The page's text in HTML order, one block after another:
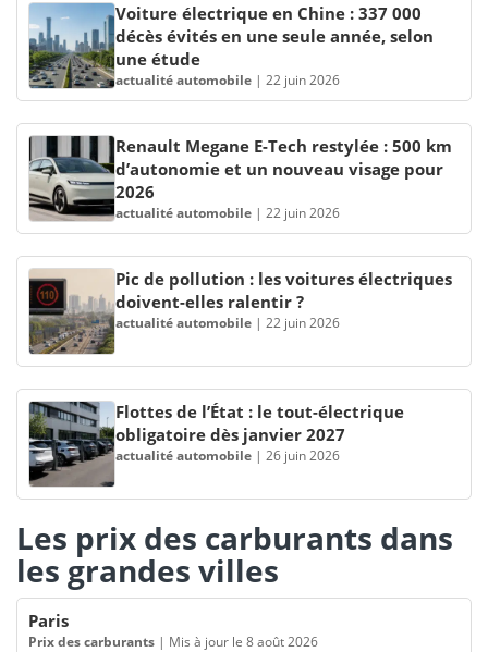
Voiture électrique en Chine : 337 000
décès évités en une seule année, selon
une étude
actualité automobile | 22 juin 2026
Renault Megane E-Tech restylée : 500 km
d’autonomie et un nouveau visage pour
2026
actualité automobile | 22 juin 2026
Pic de pollution : les voitures électriques
doivent-elles ralentir ?
actualité automobile | 22 juin 2026
Flottes de l’État : le tout-électrique
obligatoire dès janvier 2027
actualité automobile | 26 juin 2026
Les prix des carburants dans
les grandes villes
Paris
Prix des carburants | Mis à jour le 8 août 2026